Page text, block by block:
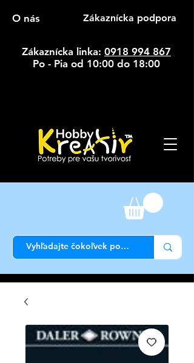
O nás Zákaznícka podpora
Zákaznícka linka: 0918 994 867
Po - Pia od 10:00 do 18:00